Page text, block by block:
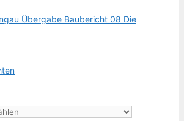
Übergabe Baubericht 08 Die